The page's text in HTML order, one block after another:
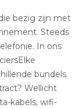
bezig zijn met
Steeds
In ons
bundels.
Wellicht
kabels, wifi-